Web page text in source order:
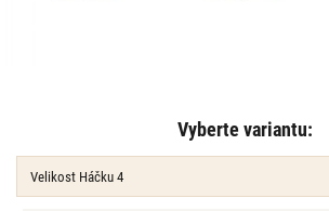
Vyberte variantu: